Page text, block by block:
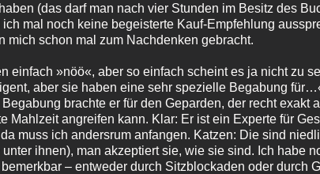
(das darf man nach vier Stunden im Besitz des
mal noch keine begeisterte Kauf-Empfehlung
mich schon mal zum Nachdenken gebracht.
einfach »nöö«, aber so einfach scheint es ja nicht zu
aber sie haben eine sehr spezielle Begabung
brachte er für den Geparden, der recht exakt
Mahlzeit angreifen kann. Klar: Er ist ein Experte für
muss ich andersrum anfangen. Katzen: Die sind
ihnen), man akzeptiert sie, wie sie sind. Ich habe
– entweder durch Sitzblockaden oder durch